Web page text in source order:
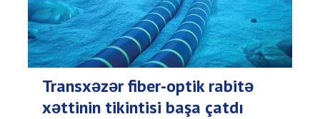
Transxəzər fiber-optik rabitə
xəttinin tikintisi başa çatdı